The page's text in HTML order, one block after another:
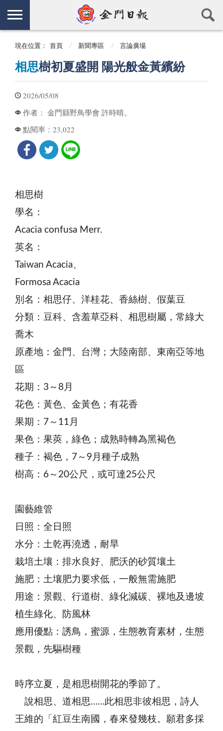
現在位置： 首頁 新聞專區 言論廣場
相思樹初夏盛開 陽光般金黃繽紛
2026/05/08
作者： 金門縣野鳥學會 許時晴。
點閱率： 23,022
相思樹
學名：
Acacia confusa Merr.
英名：
Taiwan Acacia、
Formosa Acacia
別名：相思仔、洋桂花、香絲樹、假葉豆
分類：豆科、含羞草亞科、相思樹屬，常綠大
喬木
原產地：金門、台灣；大陸南部、東南亞等地
區
花期：3～8月
花色：黃色、金黃色；有花香
果期：7～11月
果色：果莢，綠色；成熟時轉為黑褐色
種子：褐色，7～9月種子成熟
樹高：6～20公尺，或可達25公尺
園藝維管
日照：全日照
水分：土乾再澆透，耐旱
栽培土壤：排水良好、肥沃的砂質壤土
施肥：土壤肥力要求低，一般無需施肥
用途：景觀、行道樹、綠化減碳、裸地及邊坡
植生綠化、防風林
應用優點：誘鳥，蜜源，生態教育素材，生態
景觀，先驅樹種
時序立夏，是相思樹開花的季節了。
說相思、道相思……此相思非彼相思，詩人
王維的「紅豆生南國，春來發幾枝。願君多採